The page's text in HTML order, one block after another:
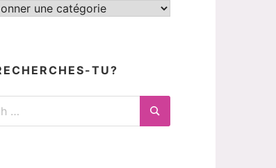
TU?
Search